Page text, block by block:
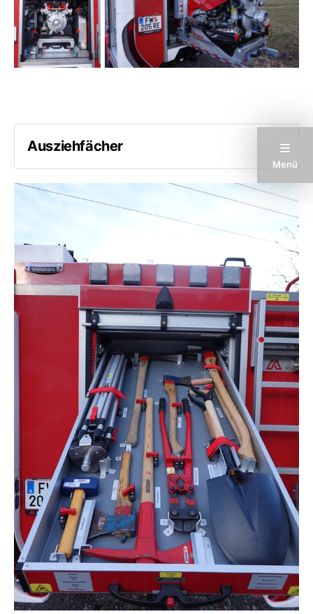
Menü
Ausziehfächer
Krampen
Handfäustling 2kg
Bolzenschneider
Feuerwehraxt
Hacke lang
Pionierschaufel
2 Sappel
Brechstange 1500mm
Vorschlaghammer 5 kg